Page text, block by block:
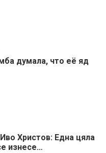
думала, что её яд
Христов: Една цяла
изнесе…